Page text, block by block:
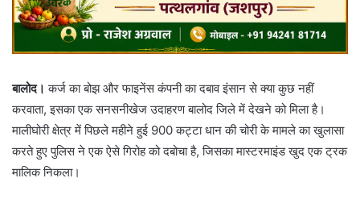
बालोद। कर्ज का बोझ और फाइनेंस कंपनी का दबाव इंसान से क्या कुछ नहीं
करवाता, इसका एक सनसनीखेज उदाहरण बालोद जिले में देखने को मिला है।
मालीघोरी क्षेत्र में पिछले महीने हुई 900 कट्टा धान की चोरी के मामले का खुलासा
करते हुए पुलिस ने एक ऐसे गिरोह को दबोचा है, जिसका मास्टरमाइंड खुद एक ट्रक
मालिक निकला।